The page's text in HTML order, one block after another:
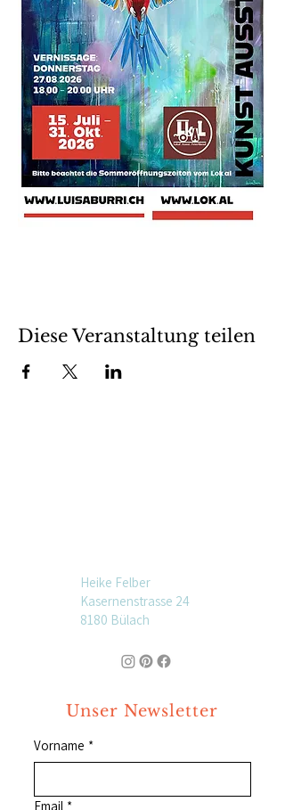
Diese Veranstaltung teilen
Heike Felber
Kasernenstrasse 24
8180 Bülach
Unser Newsletter
Vorname *
Email *